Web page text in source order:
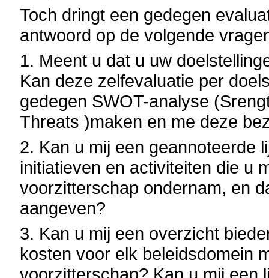
Toch dringt een gedegen
antwoord op de volgende
1. Meent u dat u uw
Kan deze zelfevaluatie per
gedegen SWOT-analyse
Threats )maken en me deze
2. Kan u mij een geannoteerde
initiatieven en activiteiten die u
voorzitterschap ondernam, en
aangeven?
3. Kan u mij een overzicht
kosten voor elk beleidsdomein